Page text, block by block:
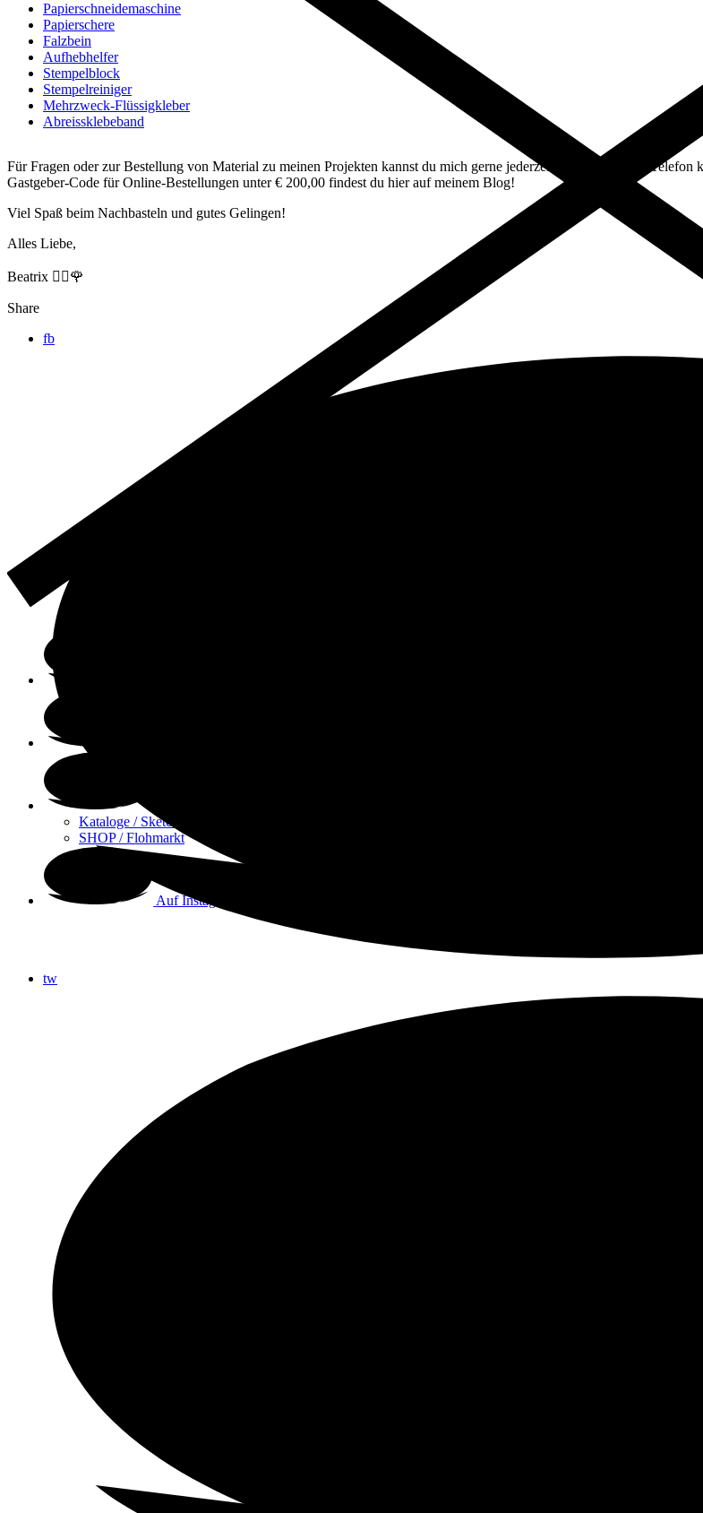
Kataloge / Sketchvorlagen
SHOP / Flohmarkt
Auf Instagram
Papierschneidemaschine
Papierschere
Falzbein
Aufhebhelfer
Stempelblock
Stempelreiniger
Mehrzweck-Flüssigkleber
Abreissklebeband
Für Fragen oder zur Bestellung von Material zu meinen Projekten kannst du mich gerne jederzeit per E-Mail oder Telefon
Gastgeber-Code für Online-Bestellungen unter € 200,00 findest du hier auf meinem Blog!
Viel Spaß beim Nachbasteln und gutes Gelingen!
Alles Liebe,
Beatrix 🙋‍♀️🌹
Share
fb
tw